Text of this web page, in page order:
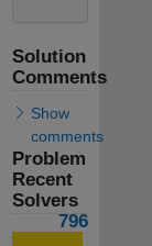
Solution
Comments
Show
comments
Problem
Recent
Solvers
796